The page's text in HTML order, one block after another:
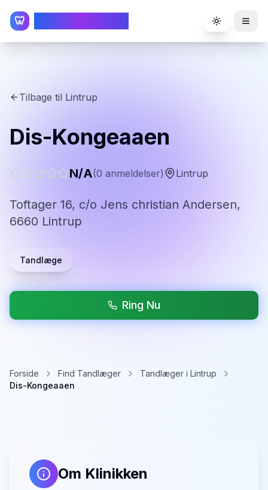
🦷 Toggle
Tilbage til Lintrup
Dis-Kongeaaen
N/A(0 anmeldelser) Lintrup
Toftager 16, c/o Jens christian Andersen,
6660 Lintrup
Tandlæge
Ring Nu
Forside Find Tandlæger
Tandlæger i Lintrup
Dis-Kongeaaen
Om Klinikken